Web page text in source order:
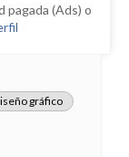
pagada (Ads) o
gráfico